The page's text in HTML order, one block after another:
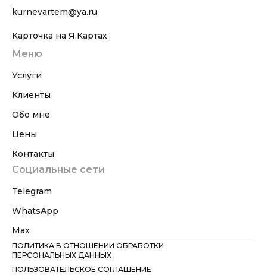
kurnevartem@ya.ru
Карточка на Я.Картах
Меню
Услуги
Клиенты
Обо мне
Цены
Контакты
Социальные сети
Telegram
WhatsApp
Max
ПОЛИТИКА В ОТНОШЕНИИ ОБРАБОТКИ
ПЕРСОНАЛЬНЫХ ДАННЫХ
ПОЛЬЗОВАТЕЛЬСКОЕ СОГЛАШЕНИЕ